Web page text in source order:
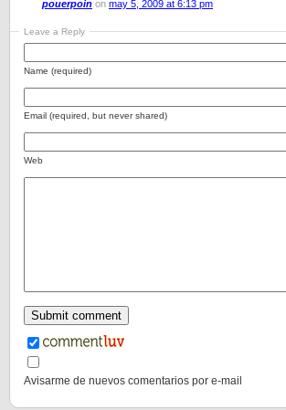
pouerpoin on may 5, 2009 at 6:13 pm
Leave a Reply
Name (required)
Email (required, but never shared)
Web
Avisarme de nuevos comentarios por e-mail